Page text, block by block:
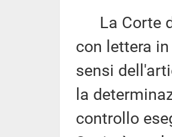
La Corte
con lettera
sensi
la
controllo